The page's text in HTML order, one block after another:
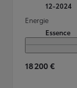
12-2024
Energie
Essence
18 200 €